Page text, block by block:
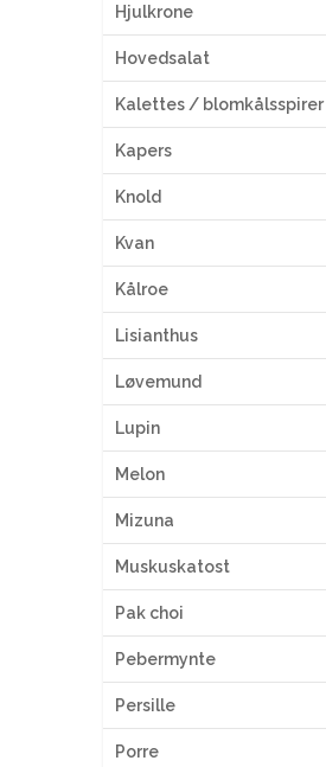
Hjulkrone
Hovedsalat
Kalettes / blomkålsspirer
Kapers
Knold
Kvan
Kålroe
Lisianthus
Løvemund
Lupin
Melon
Mizuna
Muskuskatost
Pak choi
Pebermynte
Persille
Porre